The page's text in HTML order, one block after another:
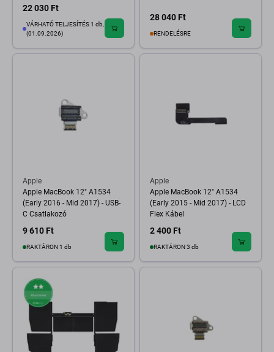
22 030 Ft
VÁRHATÓ TELJESÍTÉS 1 db,
(01.09.2026)
28 040 Ft
RENDELÉSRE
Apple
Apple MacBook 12" A1534
(Early 2016 - Mid 2017) - USB-
C Csatlakozó
9 610 Ft
RAKTÁRON 1 db
Apple
Apple MacBook 12" A1534
(Early 2015 - Mid 2017) - LCD
Flex Kábel
2 400 Ft
RAKTÁRON 3 db